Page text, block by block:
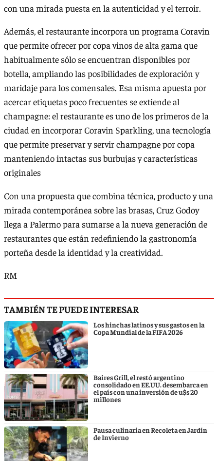
con una mirada puesta en la autenticidad y el terroir.
Además, el restaurante incorpora un programa Coravin
que permite ofrecer por copa vinos de alta gama que
habitualmente sólo se encuentran disponibles por
botella, ampliando las posibilidades de exploración y
maridaje para los comensales. Esa misma apuesta por
acercar etiquetas poco frecuentes se extiende al
champagne: el restaurante es uno de los primeros de la
ciudad en incorporar Coravin Sparkling, una tecnología
que permite preservar y servir champagne por copa
manteniendo intactas sus burbujas y características
originales
Con una propuesta que combina técnica, producto y una
mirada contemporánea sobre las brasas, Cruz Godoy
llega a Palermo para sumarse a la nueva generación de
restaurantes que están redefiniendo la gastronomía
porteña desde la identidad y la creatividad.
RM
TAMBIÉN TE PUEDE INTERESAR
Los hinchas latinos y sus gastos en la
Copa Mundial de la FIFA 2026
Baires Grill, el restó argentino
consolidado en EE.UU. desembarca en
el país con una inversión de u$s 20
millones
Pausa culinaria en Recoleta en Jardín
de Invierno